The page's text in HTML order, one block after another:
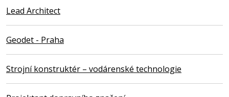
Lead Architect
Geodet - Praha
Strojní konstruktér – vodárenské technologie